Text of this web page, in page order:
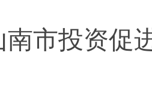
南市投资促